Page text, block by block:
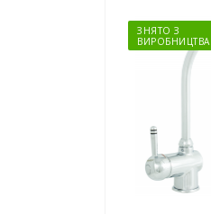
ЗНЯТО З
ВИРОБНИЦТВА